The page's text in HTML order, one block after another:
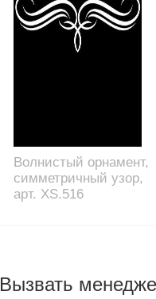
Волнистый орнамент,
симметричный узор,
арт. XS.516
Вызвать